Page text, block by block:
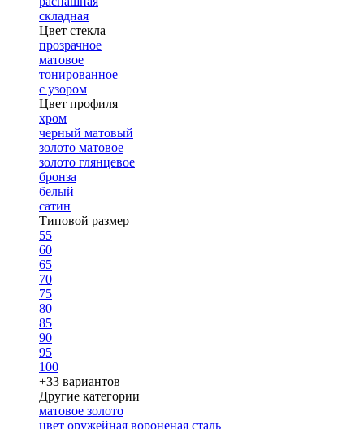
складная
Цвет стекла
прозрачное
матовое
тонированное
с узором
Цвет профиля
хром
черный матовый
золото матовое
золото глянцевое
бронза
белый
сатин
Типовой размер
55
60
65
70
75
80
85
90
95
100
+33 вариантов
Другие категории
матовое золото
цвет оружейная вороненая сталь